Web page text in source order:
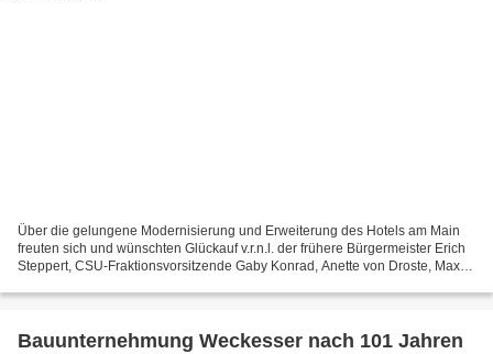
Über die gelungene Modernisierung und Erweiterung des Hotels am Main
freuten sich und wünschten Glückauf v.r.n.l. der frühere Bürgermeister Erich
Steppert, CSU-Fraktionsvorsitzende Gaby Konrad, Anette von Droste, Max
Bauunternehmung Weckesser nach 101 Jahren